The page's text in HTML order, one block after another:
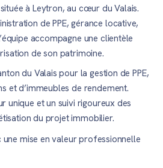
à Leytron, au cœur du Valais.
de PPE, gérance locative,
accompagne une clientèle
de son patrimoine.
du Valais pour la gestion de PPE,
et d’immeubles de rendement.
unique et un suivi rigoureux des
du projet immobilier.
mise en valeur professionnelle